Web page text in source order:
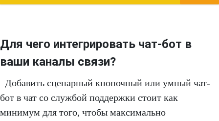
Для чего интегрировать чат-бот в
ваши каналы связи?
Добавить сценарный кнопочный или умный чат-
бот в чат со службой поддержки стоит как
минимум для того, чтобы максимально